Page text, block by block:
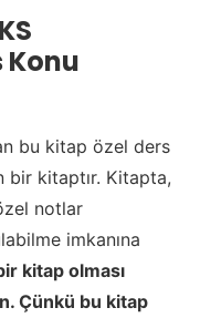
Konu
bu kitap özel ders
bir kitaptır. Kitapta,
notlar
imkanına
kitap olması
Çünkü bu kitap